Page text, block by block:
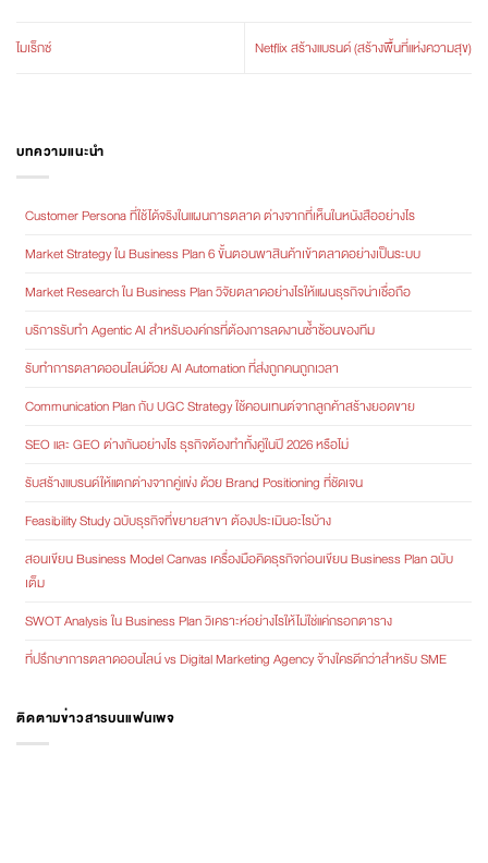
ไมเร็กซ์ Netflix สร้างแบรนด์ (สร้างพื้นที่แห่งความสุข)
บทความแนะนำ
Customer Persona ที่ใช้ได้จริงในแผนการตลาด ต่างจากที่เห็นในหนังสืออย่างไร
Market Strategy ใน Business Plan 6 ขั้นตอนพาสินค้าเข้าตลาดอย่างเป็นระบบ
Market Research ใน Business Plan วิจัยตลาดอย่างไรให้แผนธุรกิจน่าเชื่อถือ
บริการรับทำ Agentic AI สำหรับองค์กรที่ต้องการลดงานซ้ำซ้อนของทีม
รับทำการตลาดออนไลน์ด้วย AI Automation ที่ส่งถูกคนถูกเวลา
Communication Plan กับ UGC Strategy ใช้คอนเทนต์จากลูกค้าสร้างยอดขาย
SEO และ GEO ต่างกันอย่างไร ธุรกิจต้องทำทั้งคู่ในปี 2026 หรือไม่
รับสร้างแบรนด์ให้แตกต่างจากคู่แข่ง ด้วย Brand Positioning ที่ชัดเจน
Feasibility Study ฉบับธุรกิจที่ขยายสาขา ต้องประเมินอะไรบ้าง
สอนเขียน Business Model Canvas เครื่องมือคิดธุรกิจก่อนเขียน Business Plan ฉบับ
เต็ม
SWOT Analysis ใน Business Plan วิเคราะห์อย่างไรให้ไม่ใช่แค่กรอกตาราง
ที่ปรึกษาการตลาดออนไลน์ vs Digital Marketing Agency จ้างใครดีกว่าสำหรับ SME
ติดตามข่าวสารบนแฟนเพจ